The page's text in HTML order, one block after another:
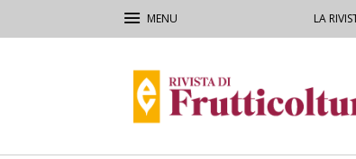
LA
di
Frutticoltura